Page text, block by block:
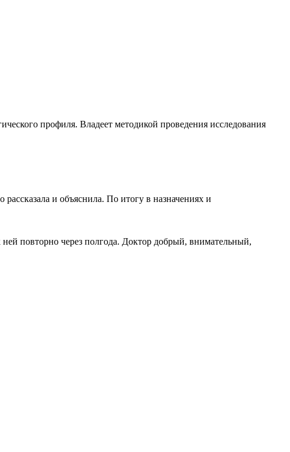
профиля. Владеет методикой проведения исследования
и объяснила. По итогу в назначениях и
повторно через полгода. Доктор добрый, внимательный,